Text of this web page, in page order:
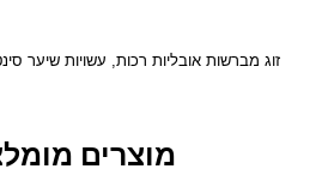
זוג מברשות אובליות רכות, עשויות שיער
מוצרים